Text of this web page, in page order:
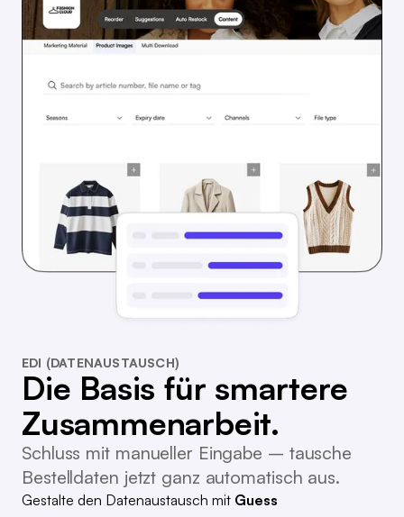
EDI (DATENAUSTAUSCH)
Die Basis für smartere
Zusammenarbeit.
Schluss mit manueller Eingabe – tausche
Bestelldaten jetzt ganz automatisch aus.
Gestalte den Datenaustausch mit Guess